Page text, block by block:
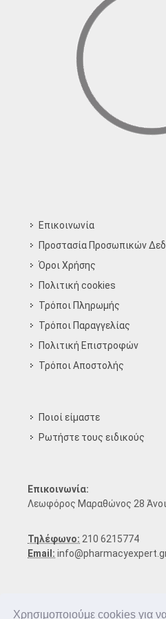
Χρησιμοποιούμε cookies για
Επικοινωνία
Προστασία Προσωπικών
Όροι Χρήσης
Πολιτική cookies
Τρόποι Πληρωμής
Τρόποι Παραγγελίας
Πολιτική Επιστροφών
Τρόποι Aποστολής
Ποιοί είμαστε
Ρωτήστε τους ειδικούς
Επικοινωνία:
Λεωφόρος Μαραθώνος 28
Τηλέφωνο: 210 6215774
Email: